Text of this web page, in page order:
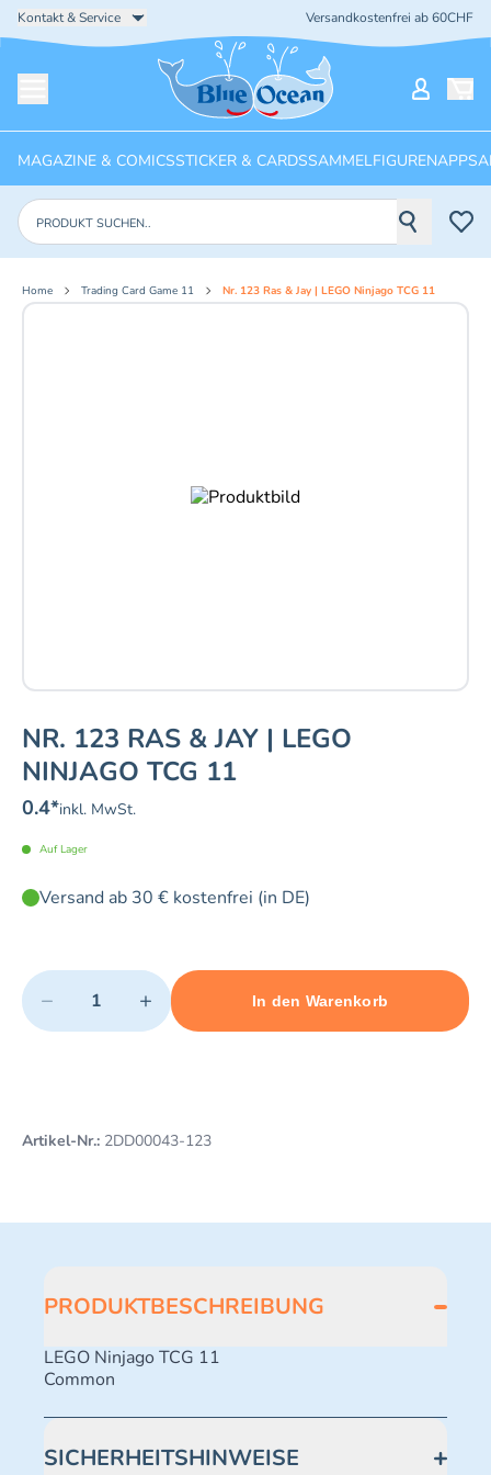
Kontakt & Service Versandkostenfrei ab 60CHF
Startseite
MAGAZINE & COMICSSTICKER & CARDSSAMMELFIGURENAPPS
Produkte suchen
Home Trading Card Game 11 Nr. 123 Ras & Jay | LEGO Ninjago TCG 11
NR. 123 RAS & JAY | LEGO
NINJAGO TCG 11
0.4*inkl. MwSt.
Auf Lager
Versand ab 30 € kostenfrei (in DE)
Quantity
− +
Minimum quantity: 1 Maximum quantity: 498
In den Warenkorb
Add 1 item to cart
Artikel-Nr.: 2DD00043-123
PRODUKTBESCHREIBUNG
LEGO Ninjago TCG 11
Common
SICHERHEITSHINWEISE